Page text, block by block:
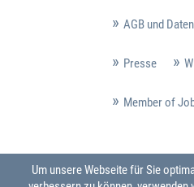
AGB und
Presse
Member of
Um unsere Webseite für Sie